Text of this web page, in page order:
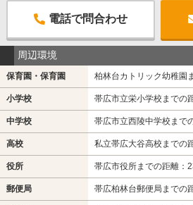
電話で問合わせ
周辺環境
保育園・保育園 柏林台カトリック幼稚園
小学校 帯広市立栄小学校までの
中学校 帯広市立西陵中学校まで
高校 私立帯広大谷高校までの
役所 帯広市役所までの距離：
郵便局 帯広柏林台郵便局までの